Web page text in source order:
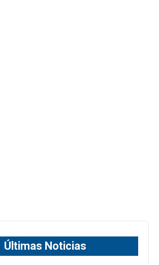
Últimas Noticias